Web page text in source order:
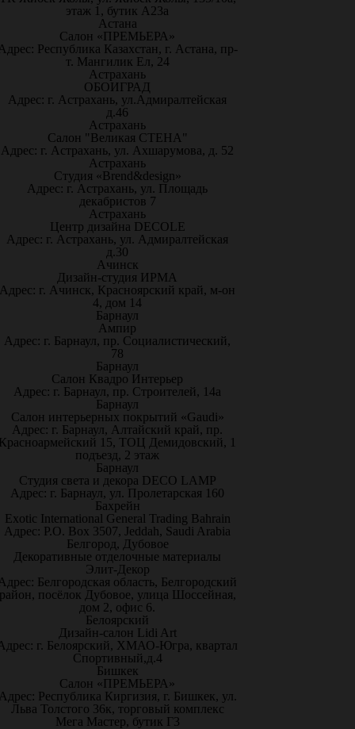
этаж 1, бутик А23а
Астана
Салон «ПРЕМЬЕРА»
Республика Казахстан, г. Астана, пр-
т. Мангилик Ел, 24
Астрахань
ОБОИГРАД
Адрес: г. Астрахань, ул.Адмиралтейская
д.46
Астрахань
Салон "Великая СТЕНА"
Адрес: г. Астрахань, ул. Ахшарумова, д. 52
Астрахань
Студия «Brend&design»
Адрес: г. Астрахань, ул. Площадь
декабристов 7
Астрахань
Центр дизайна DECOLE
Адрес: г. Астрахань, ул. Адмиралтейская
д.30
Ачинск
Дизайн-студия ИРМА
Адрес: г. Ачинск, Красноярский край, м-он
4, дом 14
Барнаул
Ампир
Адрес: г. Барнаул, пр. Социалистический,
78
Барнаул
Салон Квадро Интерьер
Адрес: г. Барнаул, пр. Строителей, 14а
Барнаул
Салон интерьерных покрытий «Gaudi»
Адрес: г. Барнаул, Алтайский край, пр.
15, ТОЦ Демидовский, 1
подъезд, 2 этаж
Барнаул
Студия света и декора DECO LAMP
Адрес: г. Барнаул, ул. Пролетарская 160
Бахрейн
Exotic International General Trading Bahrain
Адрес: P.O. Box 3507, Jeddah, Saudi Arabia
Белгород, Дубовое
Декоративные отделочные материалы
Элит-Декор
Белгородская область, Белгородский
посёлок Дубовое, улица Шоссейная,
дом 2, офис 6.
Белоярский
Дизайн-салон Lidi Art
г. Белоярский, ХМАО-Югра, квартал
Спортивный,д.4
Бишкек
Салон «ПРЕМЬЕРА»
Республика Киргизия, г. Бишкек, ул.
Льва Толстого 36к, торговый комплекс
Мега Мастер, бутик Г3